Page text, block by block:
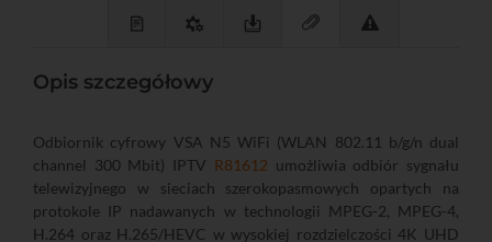
Opis szczegółowy
Odbiornik cyfrowy VSA N5 WiFi (WLAN 802.11 b/g/n dual
channel 300 Mbit) IPTV R81612 umożliwia odbiór sygnału
telewizyjnego w sieciach szerokopasmowych opartych na
protokole IP nadawanych w technologii MPEG-2, MPEG-4,
H.264 oraz H.265/HEVC w wysokiej rozdzielczości 4K UHD